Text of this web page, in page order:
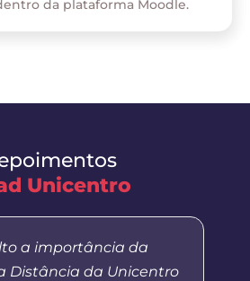
da plataforma Moodle.
Unicentro
a importância da
Distância da Unicentro